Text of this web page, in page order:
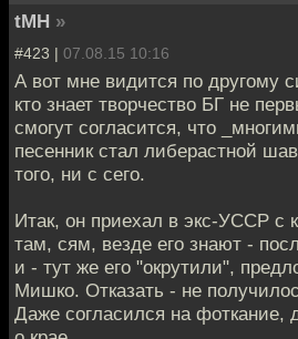
tMH »
#423 | 07.08.15 10:16
А вот мне видится по другому
кто знает творчество БГ не
смогут согласится, что
песенник стал либерастной
того, ни с сего.
Итак, он приехал в экс-УССР с
там, сям, везде его знают -
и - тут же его "окрутили",
Мишко. Отказать - не
Даже согласился на фоткание,